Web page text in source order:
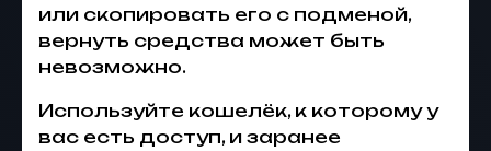
или скопировать его с подменой,
вернуть средства может быть
невозможно.
Используйте кошелёк, к которому у
вас есть доступ, и заранее